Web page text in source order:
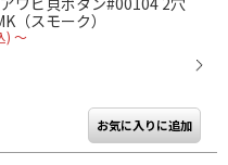
スモーク）
) ～